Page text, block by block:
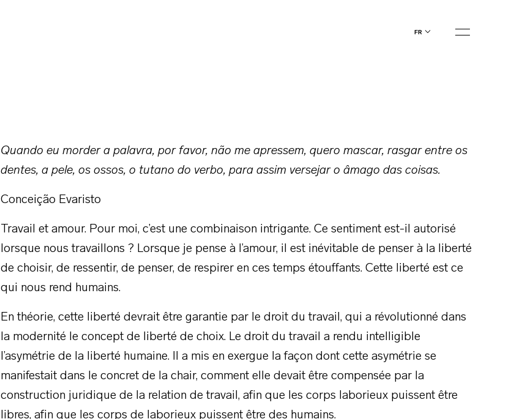
fr
Quando eu morder a palavra, por favor, não me apressem, quero mascar, rasgar entre os
dentes, a pele, os ossos, o tutano do verbo, para assim versejar o âmago das coisas.
Conceição Evaristo
Travail et amour. Pour moi, c’est une combinaison intrigante. Ce sentiment est-il autorisé
lorsque nous travaillons ? Lorsque je pense à l’amour, il est inévitable de penser à la liberté
de choisir, de ressentir, de penser, de respirer en ces temps étouffants. Cette liberté est ce
qui nous rend humains.
En théorie, cette liberté devrait être garantie par le droit du travail, qui a révolutionné dans
la modernité le concept de liberté de choix. Le droit du travail a rendu intelligible
l’asymétrie de la liberté humaine. Il a mis en exergue la façon dont cette asymétrie se
manifestait dans le concret de la chair, comment elle devait être compensée par la
construction juridique de la relation de travail, afin que les corps laborieux puissent être
libres, afin que les corps de laborieux puissent être des humains.